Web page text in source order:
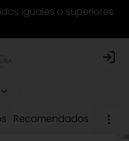
iguales o superiores
Recomendados del chef